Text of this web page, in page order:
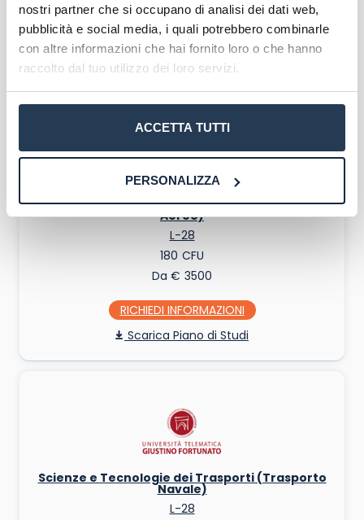
nostri partner che si occupano di analisi dei dati web,
pubblicità e social media, i quali potrebbero combinarle
con altre informazioni che hai fornito loro o che hanno
raccolto dal tuo utilizzo dei loro servizi.
ACCETTA TUTTI
PERSONALIZZA
RICHIEDI INFO
Piano di Studi
Scienze e Tecnologie dei Trasporti (Trasporto
Aereo)
L-28
180
Da € 3500
RICHIEDI INFO
Piano di Studi
Scienze e Tecnologie dei Trasporti (Trasporto
Navale)
L-28